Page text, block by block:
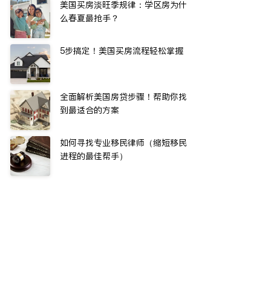
美国买房淡旺季规律：学区房为什
么春夏最抢手？
5步搞定！美国买房流程轻松掌握
全面解析美国房贷步骤！帮助你找
到最适合的方案
如何寻找专业移民律师（缩短移民
进程的最佳帮手）